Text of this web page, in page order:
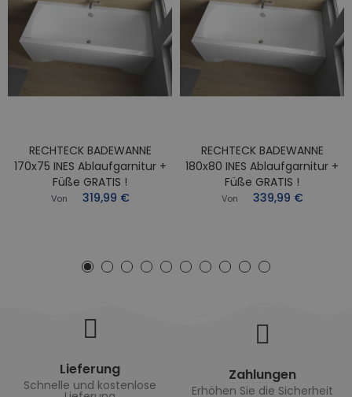
RECHTECK BADEWANNE
170x75 INES Ablaufgarnitur +
Füße GRATIS !
Von 319,99 €
RECHTECK BADEWANNE
180x80 INES Ablaufgarnitur +
Füße GRATIS !
Von 339,99 €
Lieferung
Schnelle und kostenlose
Zahlungen
Erhöhen Sie die Sicherheit